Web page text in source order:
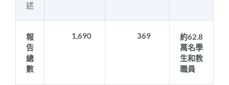
述
報
告
總
數
1,690 369
約62.8
萬名學
生和教
職員